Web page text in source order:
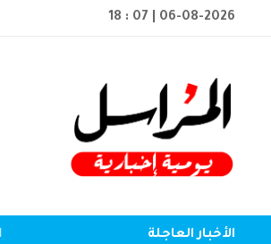
18 : 07 | 06-08-2026
الأخبار العاجلة